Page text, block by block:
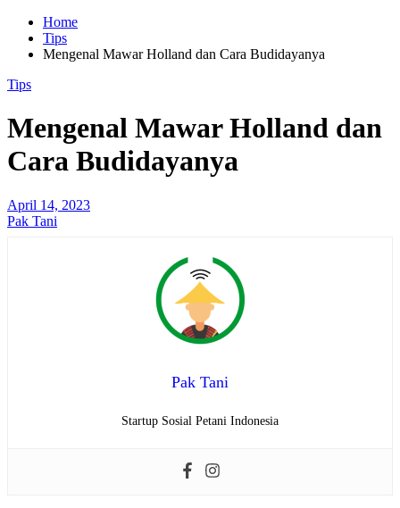
Home
Tips
Mengenal Mawar Holland dan Cara Budidayanya
Tips
Mengenal Mawar Holland dan
Cara Budidayanya
April 14, 2023
Pak Tani
Pak Tani
Startup Sosial Petani Indonesia